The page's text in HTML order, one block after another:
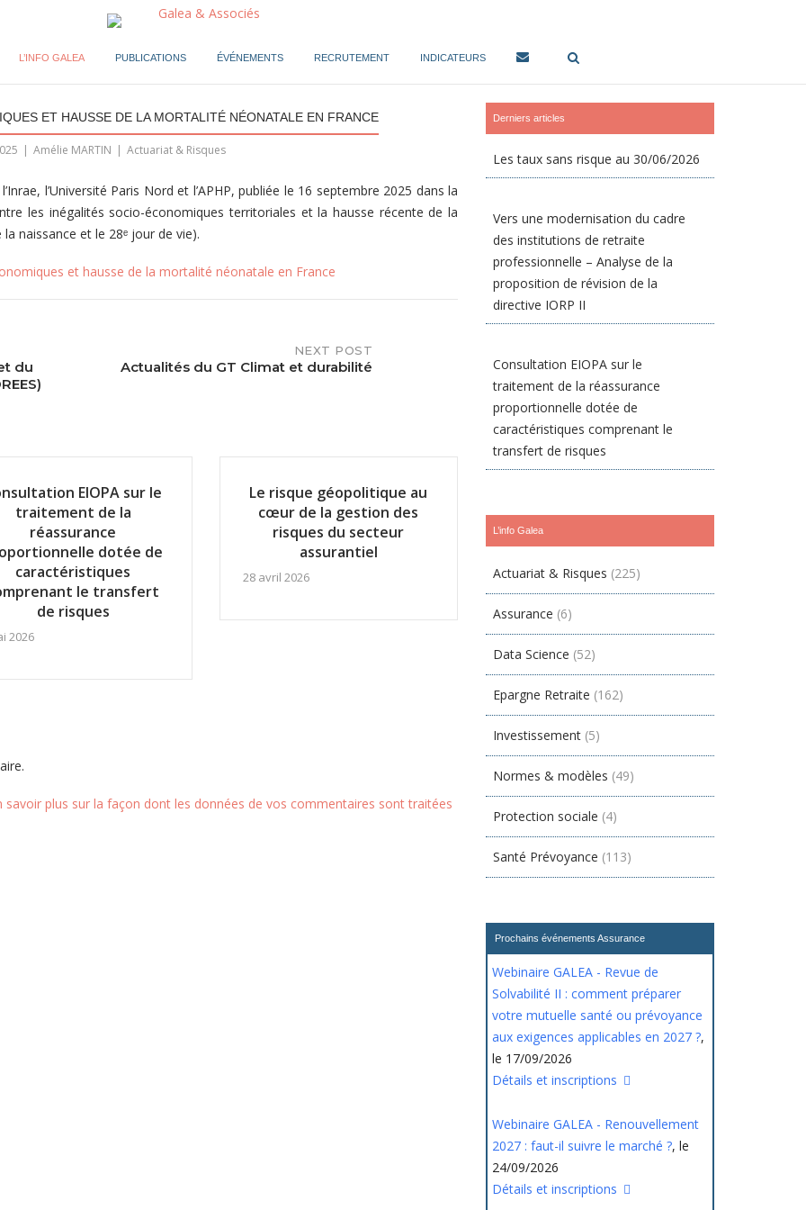
L’INFO GALEA PUBLICATIONS ÉVÉNEMENTS RECRUTEMENT INDICATEURS
ET HAUSSE DE LA MORTALITÉ NÉONATALE EN FRANCE
Amélie MARTIN Actuariat & Risques
l’Université Paris Nord et l’APHP, publiée le 16 septembre 2025 dans la
les inégalités socio-économiques territoriales et la hausse récente de la
naissance et le 28ᵉ jour de vie).
et hausse de la mortalité néonatale en France
du
NEXT POST
Actualités du GT Climat et durabilité
EIOPA sur le
traitement de la
réassurance
dotée de
caractéristiques
le transfert
de risques
2026
Le risque géopolitique au
cœur de la gestion des
risques du secteur
assurantiel
28 avril 2026
savoir plus sur la façon dont les données de vos commentaires sont traitées
Derniers articles
Les taux sans risque au 30/06/2026
Vers une modernisation du cadre
des institutions de retraite
professionnelle – Analyse de la
proposition de révision de la
directive IORP II
Consultation EIOPA sur le
traitement de la réassurance
proportionnelle dotée de
caractéristiques comprenant le
transfert de risques
L’info Galea
Actuariat & Risques (225)
Assurance (6)
Data Science (52)
Epargne Retraite (162)
Investissement (5)
Normes & modèles (49)
Protection sociale (4)
Santé Prévoyance (113)
Prochains événements Assurance
Webinaire GALEA - Revue de
Solvabilité II : comment préparer
votre mutuelle santé ou prévoyance
aux exigences applicables en 2027 ?,
le 17/09/2026
Détails et inscriptions
Webinaire GALEA - Renouvellement
2027 : faut-il suivre le marché ?, le
24/09/2026
Détails et inscriptions